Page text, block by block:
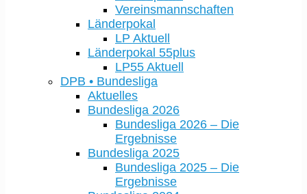
Vereinsmannschaften
Länderpokal
LP Aktuell
Länderpokal 55plus
LP55 Aktuell
DPB • Bundesliga
Aktuelles
Bundesliga 2026
Bundesliga 2026 – Die
Ergebnisse
Bundesliga 2025
Bundesliga 2025 – Die
Ergebnisse